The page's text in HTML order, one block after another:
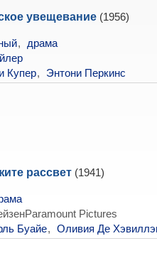
увещевание (1956)
,
драма
Купер, Энтони Перкинс
рассвет (1941)
Pictures
Буайе, Оливия Де